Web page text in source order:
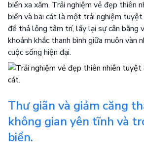
biển xa xăm. Trải nghiệm vẻ đẹp thiên
biển và bãi cát là một trải nghiệm
để thả lỏng tâm trí, lấy lại sự cân bằng
khoảnh khắc thanh bình giữa muôn vàn
cuộc sống hiện đại.
Thư giãn và giảm căng
không gian yên tĩnh và
biển.